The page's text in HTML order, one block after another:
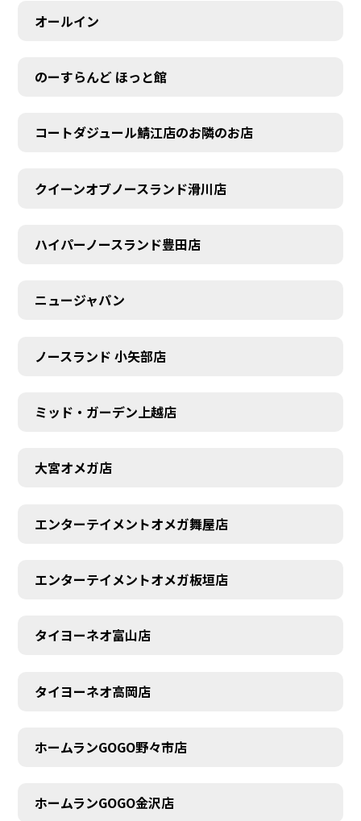
オールイン
のーすらんど ほっと館
コートダジュール鯖江店のお隣のお店
クイーンオブノースランド滑川店
ハイパーノースランド豊田店
ニュージャパン
ノースランド 小矢部店
ミッド・ガーデン上越店
大宮オメガ店
エンターテイメントオメガ舞屋店
エンターテイメントオメガ板垣店
タイヨーネオ富山店
タイヨーネオ高岡店
ホームランGOGO野々市店
ホームランGOGO金沢店